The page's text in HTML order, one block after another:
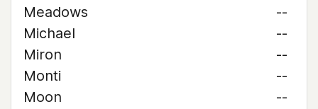
Meadows
--
Michael
--
Miron
--
Monti
--
Moon
--